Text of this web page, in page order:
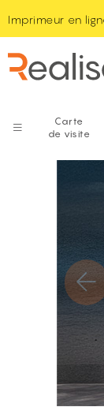
Imprimeur en
Carte
de visite